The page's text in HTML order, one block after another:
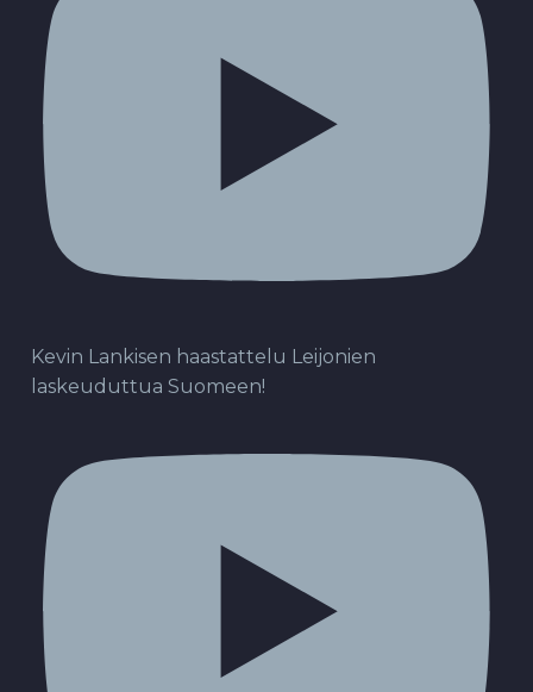
Kevin Lankisen haastattelu Leijonien
laskeuduttua Suomeen!